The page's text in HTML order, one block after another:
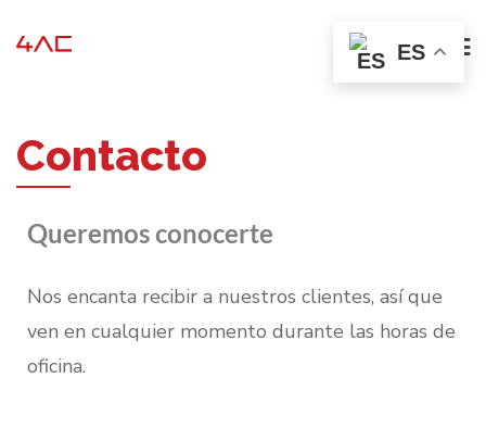
Contacto
Queremos conocerte
Nos encanta recibir a nuestros clientes, así que
ven en cualquier momento durante las horas de
oficina.
ES